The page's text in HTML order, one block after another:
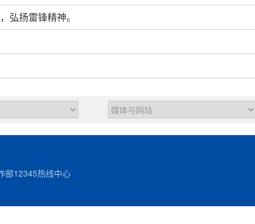
弘扬雷锋精神。
部12345热线中心